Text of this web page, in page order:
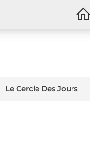
Le Cercle Des Jours